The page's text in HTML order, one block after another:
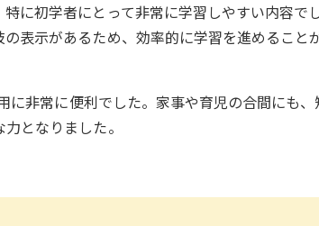
に初学者にとって非常に学習しやすい内容で
表示があるため、効率的に学習を進めること
非常に便利でした。家事や育児の合間にも、
となりました。